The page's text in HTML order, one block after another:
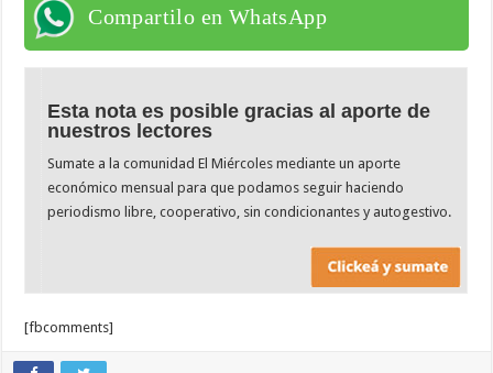
Compartilo en WhatsApp
Esta nota es posible gracias al aporte de
nuestros lectores
Sumate a la comunidad El Miércoles mediante un aporte
económico mensual para que podamos seguir haciendo
periodismo libre, cooperativo, sin condicionantes y autogestivo.
[fbcomments]